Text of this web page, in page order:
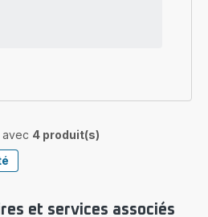
avec 4 produit(s)
et services associés